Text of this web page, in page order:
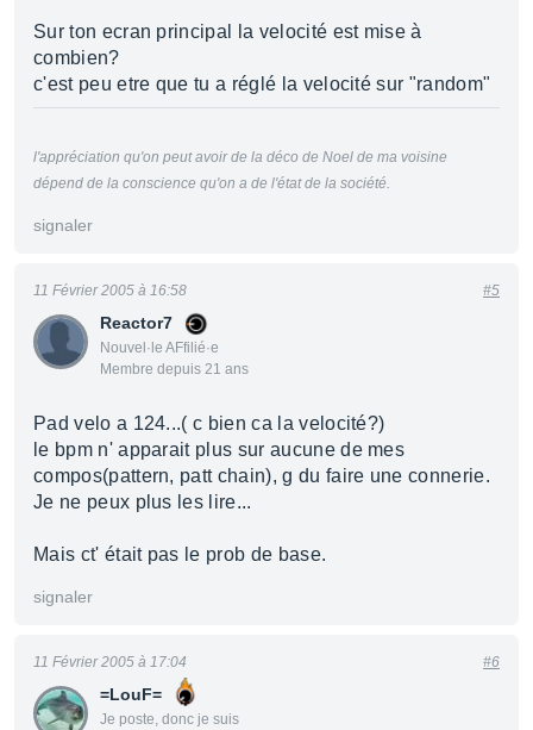
Sur ton ecran principal la velocité est mise à
combien?
c'est peu etre que tu a réglé la velocité sur "random"
l'appréciation qu'on peut avoir de la déco de Noel de ma voisine
dépend de la conscience qu'on a de l'état de la société.
signaler
Reactor7
Nouvel·le AFfilié·e
Membre depuis 21 ans
11 Février 2005 à 16:58 #5
Pad velo a 124...( c bien ca la velocité?)
le bpm n' apparait plus sur aucune de mes
compos(pattern, patt chain), g du faire une connerie.
Je ne peux plus les lire...
Mais ct' était pas le prob de base.
signaler
=LouF=
Je poste, donc je suis
11 Février 2005 à 17:04 #6